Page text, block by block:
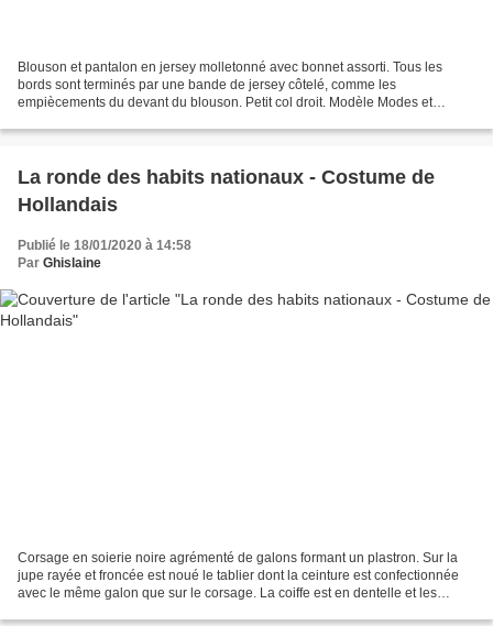
Blouson et pantalon en jersey molletonné avec bonnet assorti. Tous les
bords sont terminés par une bande de jersey côtelé, comme les
empiècements du devant du blouson. Petit col droit. Modèle Modes et
La ronde des habits nationaux - Costume de
Hollandais
Publié le 18/01/2020 à 14:58
Par Ghislaine
Corsage en soierie noire agrémenté de galons formant un plastron. Sur la
jupe rayée et froncée est noué le tablier dont la ceinture est confectionnée
avec le même galon que sur le corsage. La coiffe est en dentelle et les